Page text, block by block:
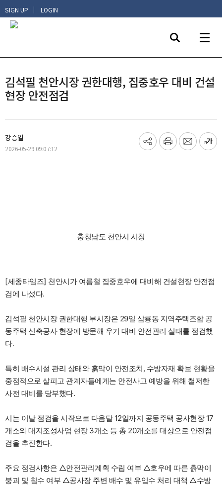
SIGN UP | LOGIN
김석필 천안시장 권한대행, 집중호우 대비 건설
현장 안전점검
강승일
2026-05-29 09:07:12
기
프
메
글
충청남도 천안시 시청
[세종타임즈] 천안시가 여름철 집중호우에 대비해 건설현장 안전점
검에 나섰다.
김석필 천안시장 권한대행 부시장은 29일 삼룡동 지역주택조합 공
동주택 신축공사 현장에 방문해 우기 대비 안전관리 실태를 점검했
다.
특히 배수시설 관리 상태와 흙막이 안전조치, 수방자재 확보 현황을
중점적으로 살피고 관계자들에게는 안전사고 예방을 위해 철저한
사전 대비를 당부했다.
시는 이날 점검을 시작으로 다음달 12일까지 공동주택 공사현장 17
개소와 대지조성사업 현장 3개소 등 총 20개소를 대상으로 안전점
검을 추진한다.
주요 점검사항은 △안전관리계획 수립 여부 △호우에 따른 흙막이
붕괴 및 침수 여부 △공사장 주변 배수 및 유입수 처리 대책 △수방